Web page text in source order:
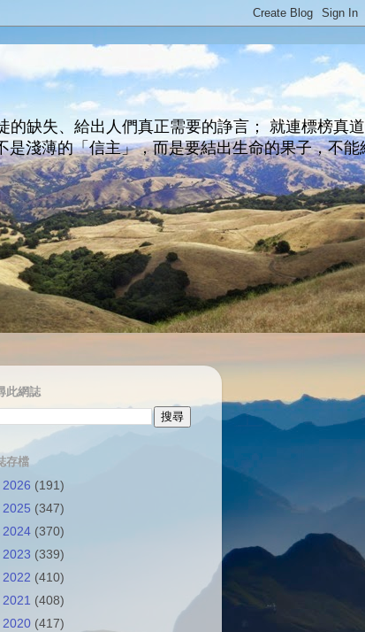
缺失、給出人們真正需要的諍言； 就連標榜真
淺薄的「信主」，而是要結出生命的果子，不能
此網誌
存檔
2026 (191)
2025 (347)
2024 (370)
2023 (339)
2022 (410)
2021 (408)
2020 (417)